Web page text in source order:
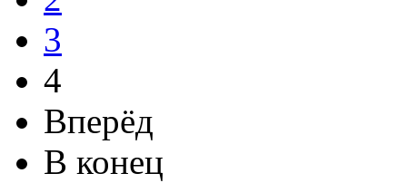
3
4
Вперёд
В конец